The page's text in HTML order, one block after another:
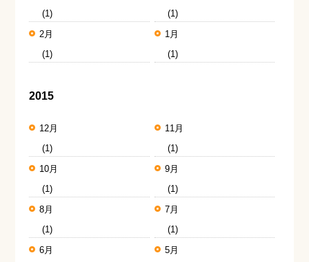
(1)
(1)
2月
(1)
1月
(1)
2015
12月
(1)
11月
(1)
10月
(1)
9月
(1)
8月
(1)
7月
(1)
6月
5月